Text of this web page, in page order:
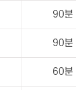
90분
90분
60분